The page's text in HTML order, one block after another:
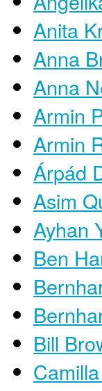
Anita
Anna
Anna
Armin
Armin
Árpád
Asim
Ayhan
Ben
Bill